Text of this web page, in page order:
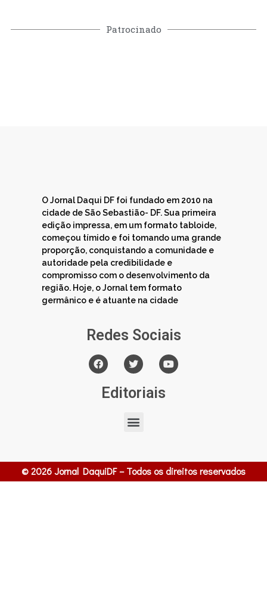
Patrocinado
O Jornal Daqui DF foi fundado em 2010 na
cidade de São Sebastião- DF. Sua primeira
edição impressa, em um formato tabloide,
começou tímido e foi tomando uma grande
proporção, conquistando a comunidade e
autoridade pela credibilidade e
compromisso com o desenvolvimento da
região. Hoje, o Jornal tem formato
germânico e é atuante na cidade
Redes Sociais
Editoriais
© 2026 Jornal DaquiDF – Todos os direitos reservados